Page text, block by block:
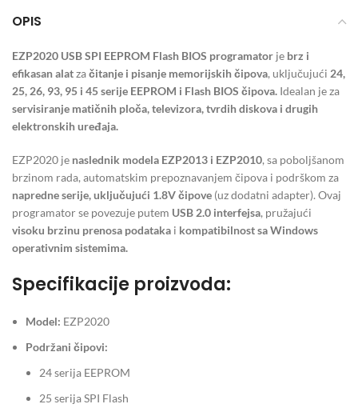
OPIS
EZP2020 USB SPI EEPROM Flash BIOS programator je brz i
efikasan alatzačitanje i pisanje memorijskih čipova, uključujući 24,
25, 26, 93, 95 i 45 serije EEPROM i Flash BIOS čipova. Idealan je za
servisiranje matičnih ploča, televizora, tvrdih diskova i drugih
elektronskih uređaja.
EZP2020 je naslednik modela EZP2013 i EZP2010, sa poboljšanom
brzinom rada, automatskim prepoznavanjem čipova i podrškom za
napredne serije, uključujući 1.8V čipove (uz dodatni adapter). Ovaj
programator se povezuje putem USB 2.0 interfejsa, pružajući
visoku brzinu prenosa podataka i kompatibilnost sa Windows
operativnim sistemima.
Specifikacije proizvoda:
Model: EZP2020
Podržani čipovi:
24 serija EEPROM
25 serija SPI Flash